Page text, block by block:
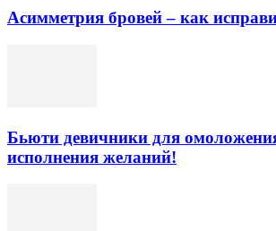
Асимметрия бровей – как
Бьюти девичники для
исполнения желаний!